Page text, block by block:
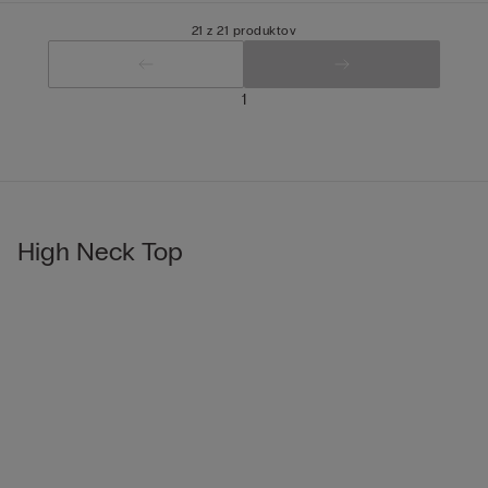
21 z 21 produktov
1
High Neck Top